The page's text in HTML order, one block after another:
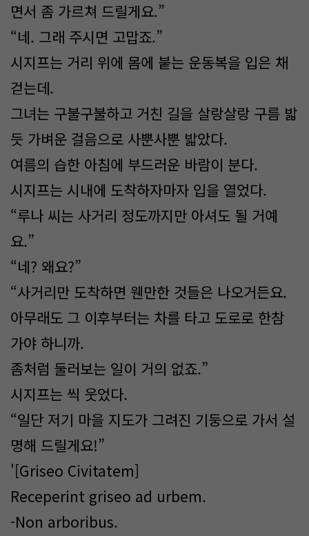
면서 좀 가르쳐 드릴게요.”
“네. 그래 주시면 고맙죠.”
시지프는 거리 위에 몸에 붙는 운동복을 입은 채
걷는데.
그녀는 구불구불하고 거친 길을 살랑살랑 구름 밟
듯 가벼운 걸음으로 사뿐사뿐 밟았다.
여름의 습한 아침에 부드러운 바람이 분다.
시지프는 시내에 도착하자마자 입을 열었다.
“루나 씨는 사거리 정도까지만 아셔도 될 거예
요.”
“네? 왜요?”
“사거리만 도착하면 웬만한 것들은 나오거든요.
아무래도 그 이후부터는 차를 타고 도로로 한참
가야 하니까.
좀처럼 둘러보는 일이 거의 없죠.”
시지프는 씩 웃었다.
“일단 저기 마을 지도가 그려진 기둥으로 가서 설
명해 드릴게요!”
'[Griseo Civitatem]
Receperint griseo ad urbem.
-Non arboribus.